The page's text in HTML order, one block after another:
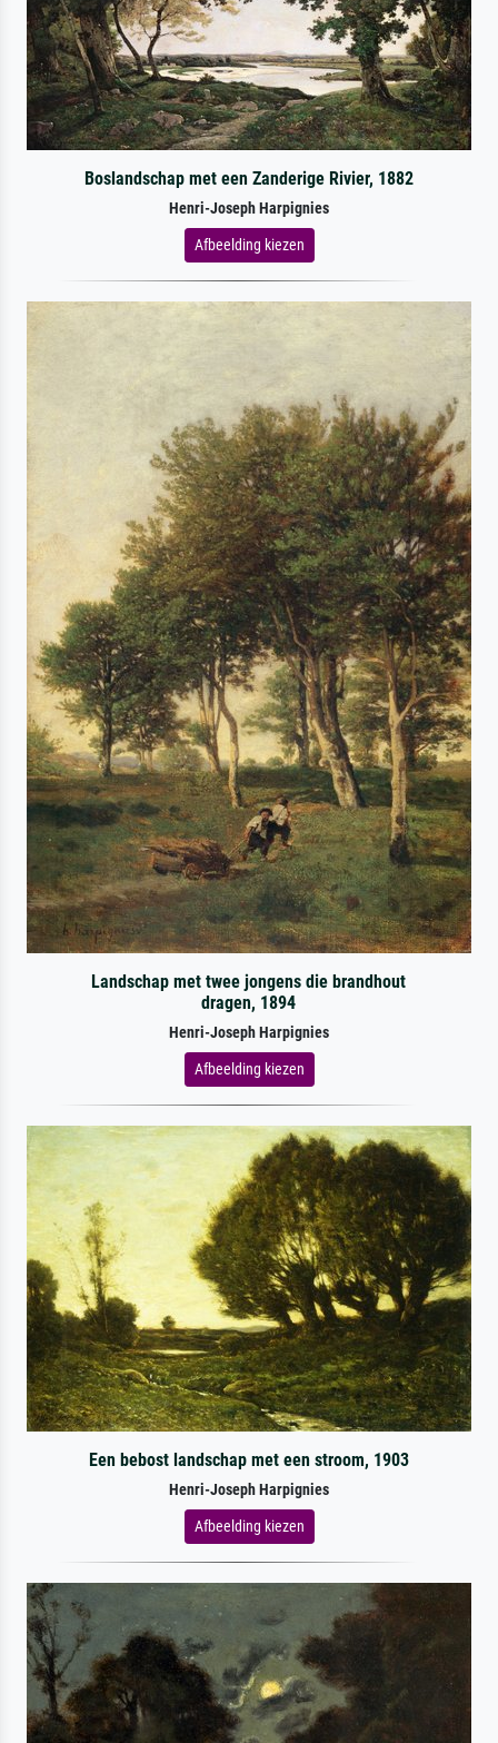
Boslandschap met een Zanderige Rivier, 1882
Henri-Joseph Harpignies
Afbeelding kiezen
Landschap met twee jongens die brandhout
dragen, 1894
Henri-Joseph Harpignies
Afbeelding kiezen
Een bebost landschap met een stroom, 1903
Henri-Joseph Harpignies
Afbeelding kiezen